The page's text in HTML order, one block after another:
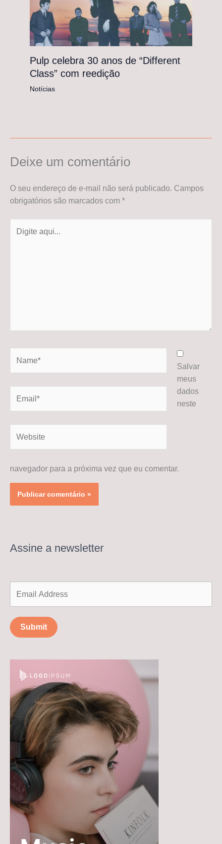
Pulp celebra 30 anos de “Different
Class” com reedição
Notícias
Deixe um comentário
O seu endereço de e-mail não será publicado. Campos
obrigatórios são marcados com *
aqui...
Salvar
meus
dados
neste
navegador para a próxima vez que eu comentar.
Assine a newsletter
Submit